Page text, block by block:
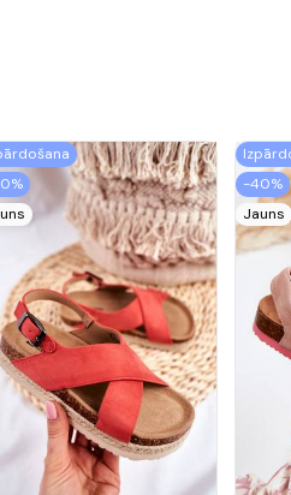
-40%
Jauns